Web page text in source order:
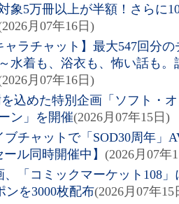
象5万冊以上が半額！さらに
月07年16日)
ャラチャット】最大547回分
水着も、浴衣も、怖い話も
月07年16日)
込めた特別企画「ソフト・
ン」を開催(2026月07年15日)
ブチャットで「SOD30周年」
ール同時開催中】 (2026月07年
、「コミックマーケット108
ンを3000枚配布(2026月07年15